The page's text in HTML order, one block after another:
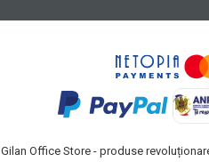
Gilan Office Store - produse